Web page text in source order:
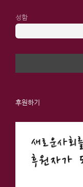
성함
후원하기